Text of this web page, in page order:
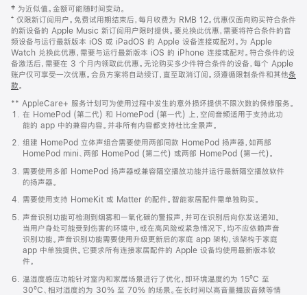
页
页
脚
注
‡ 为近似值。金额可能随时间变动。
⁺ 仅限新订阅用户。免费试用期结束后，每月收费为 RMB 12。优惠仅面向购买符合条件
的新设备的 Apple Music 新订阅用户限时提供。要兑换此优惠，需要将符合条件的音
频设备与运行最新版本 iOS 或 iPadOS 的 Apple 设备连接或配对。为 Apple
Watch 兑换此优惠，需要与运行最新版本 iOS 的 iPhone 连接或配对。符合条件的设
备激活后，需要在 3 个月内领取此优惠。无论购买多少件符合条件的设备，每个 Apple
账户仅可享受一次优惠。会员方案将自动续订，直至取消订阅。须遵循限制条件和其他条
款。
窗
口
中
打
开)
** AppleCare+ 服务计划可为使用过程中发生的意外损坏提供不限次数的保修服务。
在 HomePod (第二代) 和 HomePod (第一代) 上，空间音频适用于支持此功
能的 app 中的兼容内容。并非所有内容都支持杜比全景声。
组建 HomePod 立体声组合需要使用两部同款 HomePod 扬声器，如两部
HomePod mini、两部 HomePod (第二代) 或两部 HomePod (第一代)。
需要使用多部 HomePod 扬声器或兼容隔空播放功能并运行最新隔空播放软件
的扬声器。
需要使用支持 HomeKit 或 Matter 的配件。智能家居配件需单独购买。
声音识别功能可检测到烟雾和一氧化碳的警报声，并可在识别后向你发送通知。
当用户身处可能受到伤害的环境中，或在高风险或紧急情况下，均不应依赖声音
识别功能。声音识别功能需要使用升级更新后的家庭 app 架构，该架构于家庭
app 中单独提供。它要求所有连接家居配件的 Apple 设备均使用最新版本软
件。
温湿度感应功能针对室内和家居场景进行了优化，即环境温度约为 15ºC 至
30ºC、相对湿度约为 30% 至 70% 的场景。在长时间以高音量播放音频等情